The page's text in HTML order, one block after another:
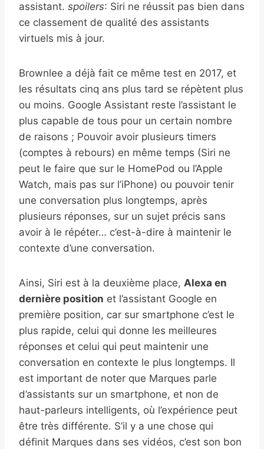
assistant. spoilers: Siri ne réussit pas bien dans
ce classement de qualité des assistants
virtuels mis à jour.
Brownlee a déjà fait ce même test en 2017, et
les résultats cinq ans plus tard se répètent plus
ou moins. Google Assistant reste l’assistant le
plus capable de tous pour un certain nombre
de raisons ; Pouvoir avoir plusieurs timers
(comptes à rebours) en même temps (Siri ne
peut le faire que sur le HomePod ou l’Apple
Watch, mais pas sur l’iPhone) ou pouvoir tenir
une conversation plus longtemps, après
plusieurs réponses, sur un sujet précis sans
avoir à le répéter… c’est-à-dire à maintenir le
contexte d’une conversation.
Ainsi, Siri est à la deuxième place, Alexa en
dernière position et l’assistant Google en
première position, car sur smartphone c’est le
plus rapide, celui qui donne les meilleures
réponses et celui qui peut maintenir une
conversation en contexte le plus longtemps. Il
est important de noter que Marques parle
d’assistants sur un smartphone, et non de
haut-parleurs intelligents, où l’expérience peut
être très différente. S’il y a une chose qui
définit Marques dans ses vidéos, c’est son bon